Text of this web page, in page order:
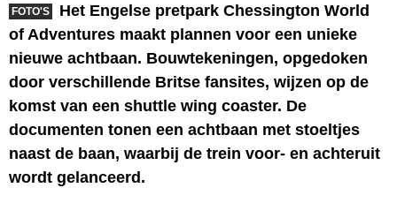
FOTO'S
Het Engelse pretpark Chessington World
of Adventures maakt plannen voor een unieke
nieuwe achtbaan. Bouwtekeningen, opgedoken
door verschillende Britse fansites, wijzen op de
komst van een shuttle wing coaster. De
documenten tonen een achtbaan met stoeltjes
naast de baan, waarbij de trein voor- en achteruit
wordt gelanceerd.